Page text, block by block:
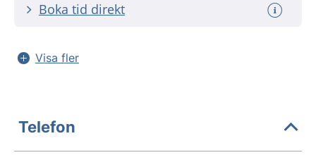
Boka tid direkt
Visa fler
Telefon